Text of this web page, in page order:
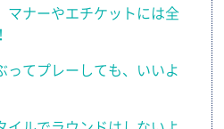
マナーやエチケットには全
ってプレーしても、いいよ